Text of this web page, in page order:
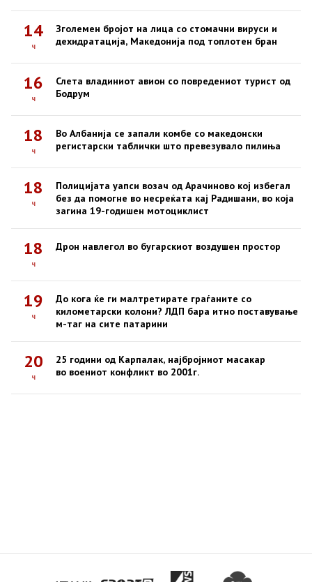
14
ч
Зголемен бројот на лица со стомачни вируси и
дехидратација, Македонија под топлотен бран
16
ч
Слета владиниот авион со повредениот турист од
Бодрум
18
ч
Во Албанија се запали комбе со македонски
регистарски таблички што превезувало пилиња
18
ч
Полицијата уапси возач од Арачиново кој избегал
без да помогне во несреќата кај Радишани, во која
загина 19-годишен мотоциклист
18
ч
Дрон навлегол во бугарскиот воздушен простор
19
ч
До кога ќе ги малтретирате граѓаните со
километарски колони? ЛДП бара итно поставување
м-таг на сите патарини
20
ч
25 години од Карпалак, најбројниот масакар
во воениот конфликт во 2001г.